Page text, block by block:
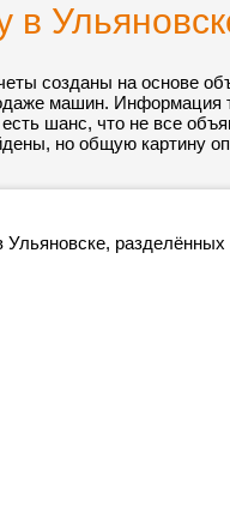
в
созданы на основе
машин. Информация
есть шанс, что не все
но общую картину
разделённых